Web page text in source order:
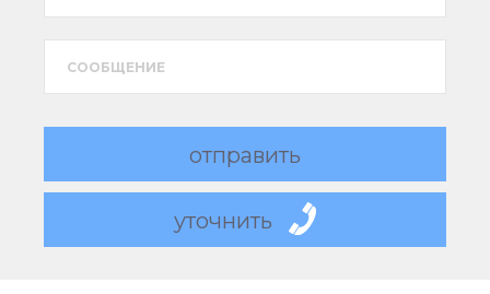
CООБЩЕНИЕ
отправить
уточнить